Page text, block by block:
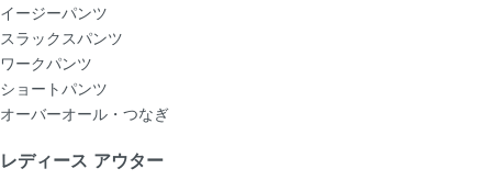
イージーパンツ
スラックスパンツ
ワークパンツ
ショートパンツ
オーバーオール・つなぎ
レディース アウター